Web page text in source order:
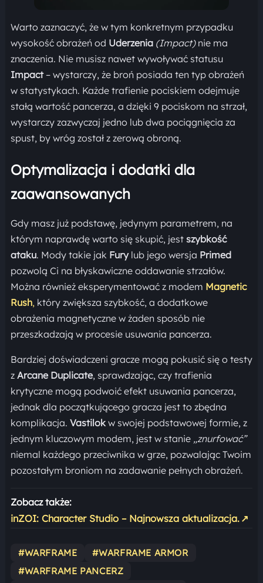
Warto zaznaczyć, że w tym konkretnym przypadku
wysokość obrażeń od Uderzenia (Impact)nie ma
znaczenia. Nie musisz nawet wywoływać statusu
Impact– wystarczy, że broń posiada ten typ obrażeń
w statystykach. Każde trafienie pociskiem odejmuje
stałą wartość pancerza, a dzięki 9 pociskom na strzał,
wystarczy zazwyczaj jedno lub dwa pociągnięcia za
spust, by wróg został z zerową obroną.
Optymalizacja i dodatki dla
zaawansowanych
Gdy masz już podstawę, jedynym parametrem, na
którym naprawdę warto się skupić, jest szybkość
ataku. Mody takie jak Furylub jego wersja Primed
pozwolą Ci na błyskawiczne oddawanie strzałów.
Można również eksperymentować z modem Magnetic
Rush, który zwiększa szybkość, a dodatkowe
obrażenia magnetyczne w żaden sposób nie
przeszkadzają w procesie usuwania pancerza.
Bardziej doświadczeni gracze mogą pokusić się o testy
z Arcane Duplicate, sprawdzając, czy trafienia
krytyczne mogą podwoić efekt usuwania pancerza,
jednak dla początkującego gracza jest to zbędna
komplikacja. Vastilokw swojej podstawowej formie, z
jednym kluczowym modem, jest w stanie „znurfować”
niemal każdego przeciwnika w grze, pozwalając Twoim
pozostałym broniom na zadawanie pełnych obrażeń.
Zobacz także:
inZOI: Character Studio – Najnowsza aktualizacja. ↗
#WARFRAME
#WARFRAME ARMOR
#WARFRAME PANCERZ